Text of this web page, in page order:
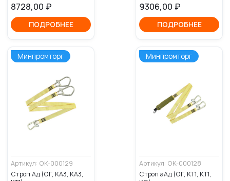
8728,00 ₽
ПОДРОБНЕЕ
9306,00 ₽
ПОДРОБНЕЕ
Минпромторг
Артикул: ОК-000129
Строп Ад (ОГ, КА3, КА3,
Минпромторг
Артикул: ОК-000128
Строп аАд (ОГ, КТ1, КТ1,